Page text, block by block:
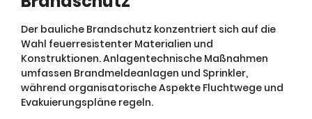
Der bauliche Brandschutz konzentriert sich auf die
Wahl feuerresistenter Materialien und
Konstruktionen. Anlagentechnische Maßnahmen
umfassen Brandmeldeanlagen und Sprinkler,
während organisatorische Aspekte Fluchtwege und
Evakuierungspläne regeln.